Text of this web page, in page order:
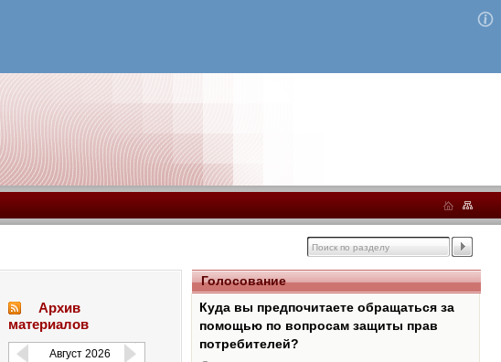
Архив
материалов
Август 2026
Голосование
Куда вы предпочитаете обращаться за
помощью по вопросам защиты прав
потребителей?